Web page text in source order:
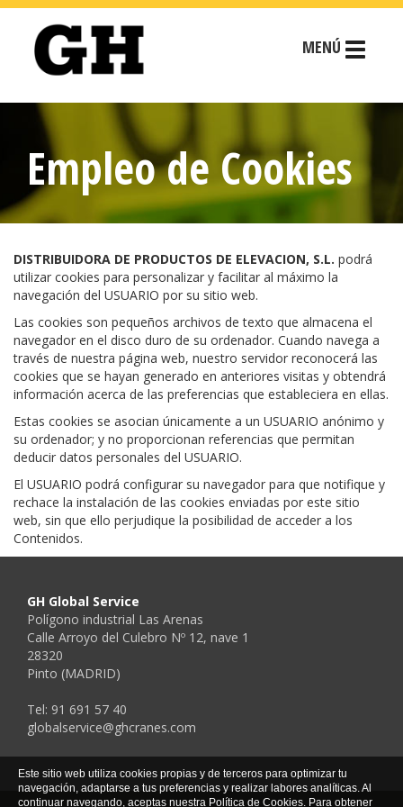
MENÚ
Empleo de Cookies
DISTRIBUIDORA DE PRODUCTOS DE ELEVACION, S.L. podrá
utilizar cookies para personalizar y facilitar al máximo la
navegación del USUARIO por su sitio web.
Las cookies son pequeños archivos de texto que almacena el
navegador en el disco duro de su ordenador. Cuando navega a
través de nuestra página web, nuestro servidor reconocerá las
cookies que se hayan generado en anteriores visitas y obtendrá
información acerca de las preferencias que estableciera en ellas.
Estas cookies se asocian únicamente a un USUARIO anónimo y
su ordenador; y no proporcionan referencias que permitan
deducir datos personales del USUARIO.
El USUARIO podrá configurar su navegador para que notifique y
rechace la instalación de las cookies enviadas por este sitio
web, sin que ello perjudique la posibilidad de acceder a los
Contenidos.
GH Global Service
Polígono industrial Las Arenas
Calle Arroyo del Culebro Nº 12, nave 1
28320
Pinto (MADRID)
Tel: 91 691 57 40
globalservice@ghcranes.com
Este sitio web utiliza cookies propias y de terceros para optimizar tu
navegación, adaptarse a tus preferencias y realizar labores analíticas. Al
continuar navegando, aceptas nuestra Política de Cookies. Para obtener